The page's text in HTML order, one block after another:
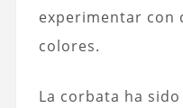
experimentar con
colores.
La corbata ha